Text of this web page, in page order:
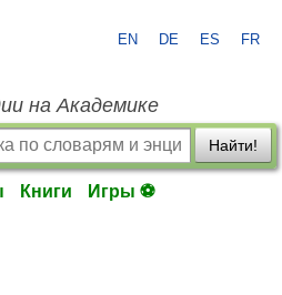
EN DE ES FR
на Академике
Найти!
Книги Игры ⚽